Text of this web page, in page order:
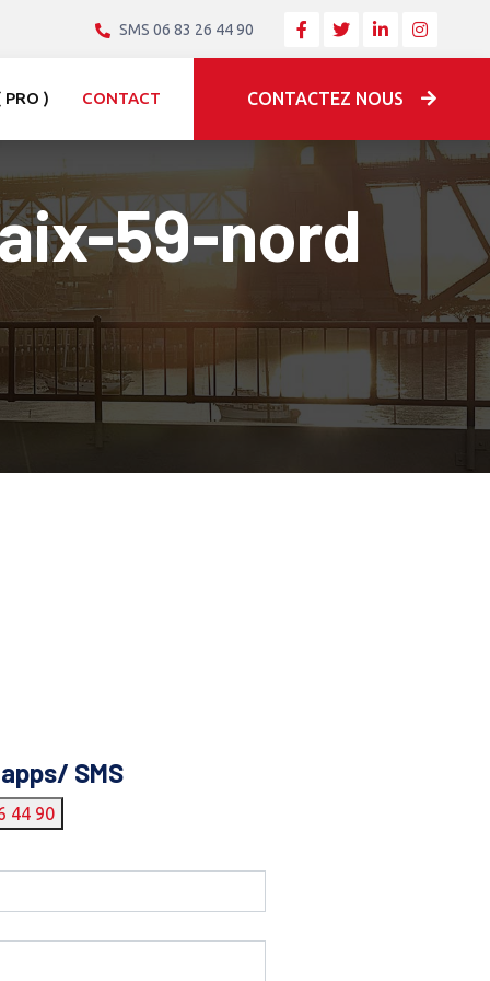
SMS 06 83 26 44 90
PRO ) CONTACT CONTACTEZ NOUS
59-nord
SMS
44 90